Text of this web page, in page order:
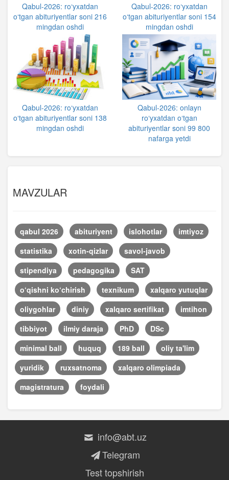
Qabul-2026: ro‘yxatdan
o‘tgan abituriyentlar soni 216
mingdan oshdi
Qabul-2026: ro‘yxatdan
o‘tgan abituriyentlar soni 154
mingdan oshdi
Qabul-2026: ro‘yxatdan
o‘tgan abituriyentlar soni 138
mingdan oshdi
Qabul-2026: onlayn
ro‘yxatdan o‘tgan
abituriyentlar soni 99 800
nafarga yetdi
MAVZULAR
qabul 2026 abituriyent islohotlar
imtiyoz
statistika
xotin-qizlar
savol-javob
stipendiya
pedagogika
SAT
o‘qishni ko‘chirish
texnikum
xalqaro yutuqlar
oliygohlar
diniy xalqaro sertifikat
imtihon
tibbiyot
ilmiy daraja PhD
DSc
minimal ball
huquq 189 ball
oliy ta'lim
yuridik
ruxsatnoma
xalqaro olimpiada
magistratura
foydali
info@abt.uz
Telegram
Test topshirish